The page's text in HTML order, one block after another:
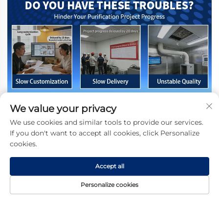
We value your privacy
We use cookies and similar tools to provide our services.
If you don't want to accept all cookies, click Personalize
cookies.
Personalize cookies
Accept all